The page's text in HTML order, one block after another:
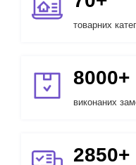
товарних
8000+
виконаних
2850+